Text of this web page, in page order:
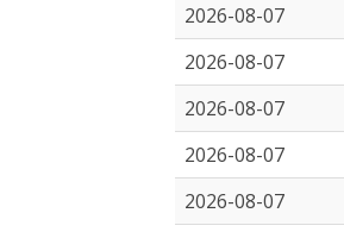
2026-08-07
2026-08-07
2026-08-07
2026-08-07
2026-08-07